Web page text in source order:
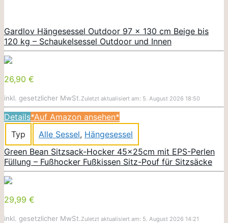
Gardlov Hängesessel Outdoor 97 x 130 cm Beige bis
120 kg – Schaukelsessel Outdoor und Innen
26,90 €
inkl. gesetzlicher MwSt.Zuletzt aktualisiert am: 5. August 2026 18:50
Details*Auf Amazon ansehen*
Typ
Alle Sessel, Hängesessel
Green Bean Sitzsack-Hocker 45x25cm mit EPS-Perlen
Füllung – Fußhocker Fußkissen Sitz-Pouf für Sitzsäcke
29,99 €
inkl. gesetzlicher MwSt.Zuletzt aktualisiert am: 5. August 2026 14:21